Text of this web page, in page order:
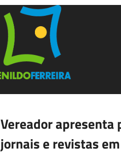
Vereador
jornais e revistas